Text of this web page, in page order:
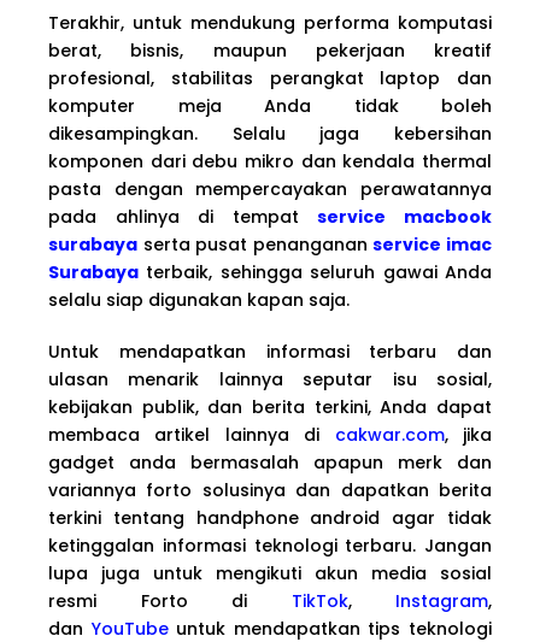
Terakhir, untuk mendukung performa komputasi
berat, bisnis, maupun pekerjaan kreatif
profesional, stabilitas perangkat laptop dan
komputer meja Anda tidak boleh
dikesampingkan. Selalu jaga kebersihan
komponen dari debu mikro dan kendala thermal
pasta dengan mempercayakan perawatannya
pada ahlinya di tempatservice macbook
surabaya serta pusat penangananservice imac
Surabaya terbaik, sehingga seluruh gawai Anda
selalu siap digunakan kapan saja.
Untuk mendapatkan informasi terbaru dan
ulasan menarik lainnya seputar isu sosial,
kebijakan publik, dan berita terkini, Anda dapat
membaca artikel lainnya di cakwar.com, jika
gadget anda bermasalah apapun merk dan
variannya forto solusinya dan dapatkan berita
terkini tentang handphone android agar tidak
ketinggalan informasi teknologi terbaru. Jangan
lupa juga untuk mengikuti akun media sosial
resmi Forto di TikTok, Instagram,
dan YouTubeuntuk mendapatkan tips teknologi